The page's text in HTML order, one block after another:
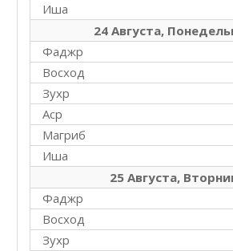
Иша
24 Августа,
Фаджр
Восход
Зухр
Аср
Магриб
Иша
25 Августа,
Фаджр
Восход
Зухр